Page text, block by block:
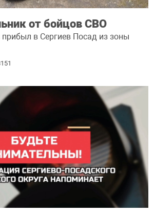
от бойцов СВО
прибыл в Сергиев Посад из зоны